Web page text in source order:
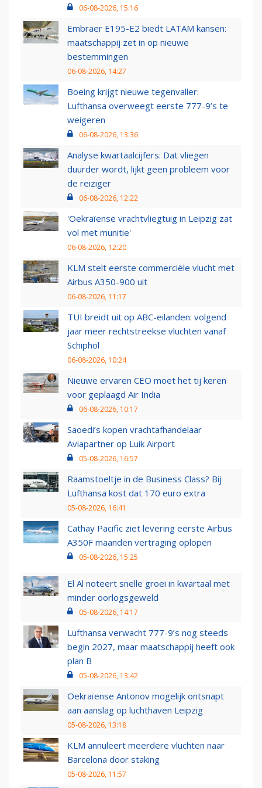
06-08-2026, 15:16
Embraer E195-E2 biedt LATAM kansen:
maatschappij zet in op nieuwe
bestemmingen
06-08-2026, 14:27
Boeing krijgt nieuwe tegenvaller:
Lufthansa overweegt eerste 777-9’s te
weigeren
06-08-2026, 13:36
Analyse kwartaalcijfers: Dat vliegen
duurder wordt, lijkt geen probleem voor
de reiziger
06-08-2026, 12:22
'Oekraïense vrachtvliegtuig in Leipzig zat
vol met munitie'
06-08-2026, 12:20
KLM stelt eerste commerciële vlucht met
Airbus A350-900 uit
06-08-2026, 11:17
TUI breidt uit op ABC-eilanden: volgend
jaar meer rechtstreekse vluchten vanaf
Schiphol
06-08-2026, 10:24
Nieuwe ervaren CEO moet het tij keren
voor geplaagd Air India
06-08-2026, 10:17
Saoedi’s kopen vrachtafhandelaar
Aviapartner op Luik Airport
05-08-2026, 16:57
Raamstoeltje in de Business Class? Bij
Lufthansa kost dat 170 euro extra
05-08-2026, 16:41
Cathay Pacific ziet levering eerste Airbus
A350F maanden vertraging oplopen
05-08-2026, 15:25
El Al noteert snelle groei in kwartaal met
minder oorlogsgeweld
05-08-2026, 14:17
Lufthansa verwacht 777-9’s nog steeds
begin 2027, maar maatschappij heeft ook
plan B
05-08-2026, 13:42
Oekraïense Antonov mogelijk ontsnapt
aan aanslag op luchthaven Leipzig
05-08-2026, 13:18
KLM annuleert meerdere vluchten naar
Barcelona door staking
05-08-2026, 11:57